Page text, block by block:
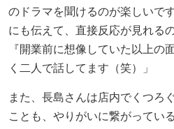
のドラマを聞けるのが楽しいで
にも伝えて、直接反応が見れる
『開業前に想像していた以上の
く二人で話してます（笑）」
また、長島さんは店内でくつろ
ことも、やりがいに繋がってい